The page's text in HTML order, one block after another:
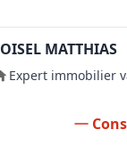
MATTHIAS
Expert immobilier